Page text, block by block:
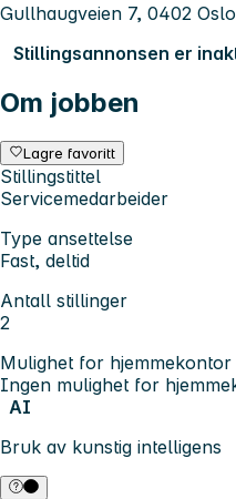
Gullhaugveien 7, 0402 Oslo
Stillingsannonsen er
Om jobben
Lagre favoritt
Stillingstittel
Servicemedarbeider
Type ansettelse
Fast, deltid
Antall stillinger
2
Mulighet for hjemmekontor
Ingen mulighet for
AI
Bruk av kunstig intelligens